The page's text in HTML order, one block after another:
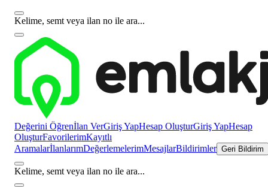
Kelime, semt veya ilan no ile ara...
Değerini Öğrenİlan VerGiriş YapHesap OluşturGiriş YapHesap
OluşturFavorilerimKayıtlı
AramalarİlanlarımDeğerlemelerimMesajlarBildirimler Geri Bildirim
Kelime, semt veya ilan no ile ara...